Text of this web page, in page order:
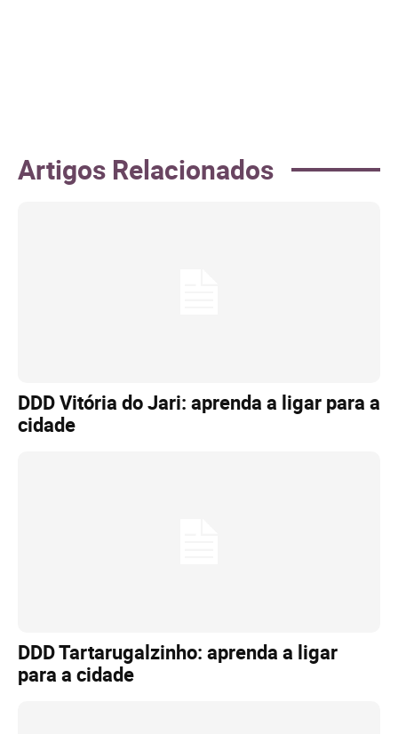
Artigos Relacionados
DDD Vitória do Jari: aprenda a ligar para a
cidade
DDD Tartarugalzinho: aprenda a ligar
para a cidade